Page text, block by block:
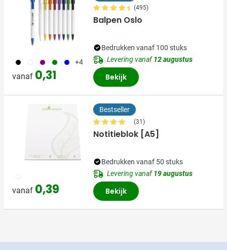
001 002 024 004 005 +4
vanaf 0,31
(495)
Balpen Oslo
Bedrukken vanaf 100 stuks
Levering vanaf12 augustus
Bekijk
002
vanaf 0,39
Bestseller
(31)
Notitieblok [A5]
Bedrukken vanaf 50 stuks
Levering vanaf19 augustus
Bekijk